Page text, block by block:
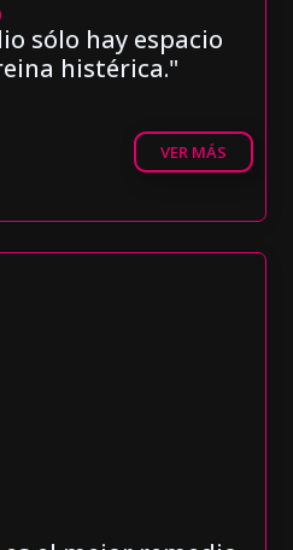
sólo hay espacio
histérica."
VER MÁS